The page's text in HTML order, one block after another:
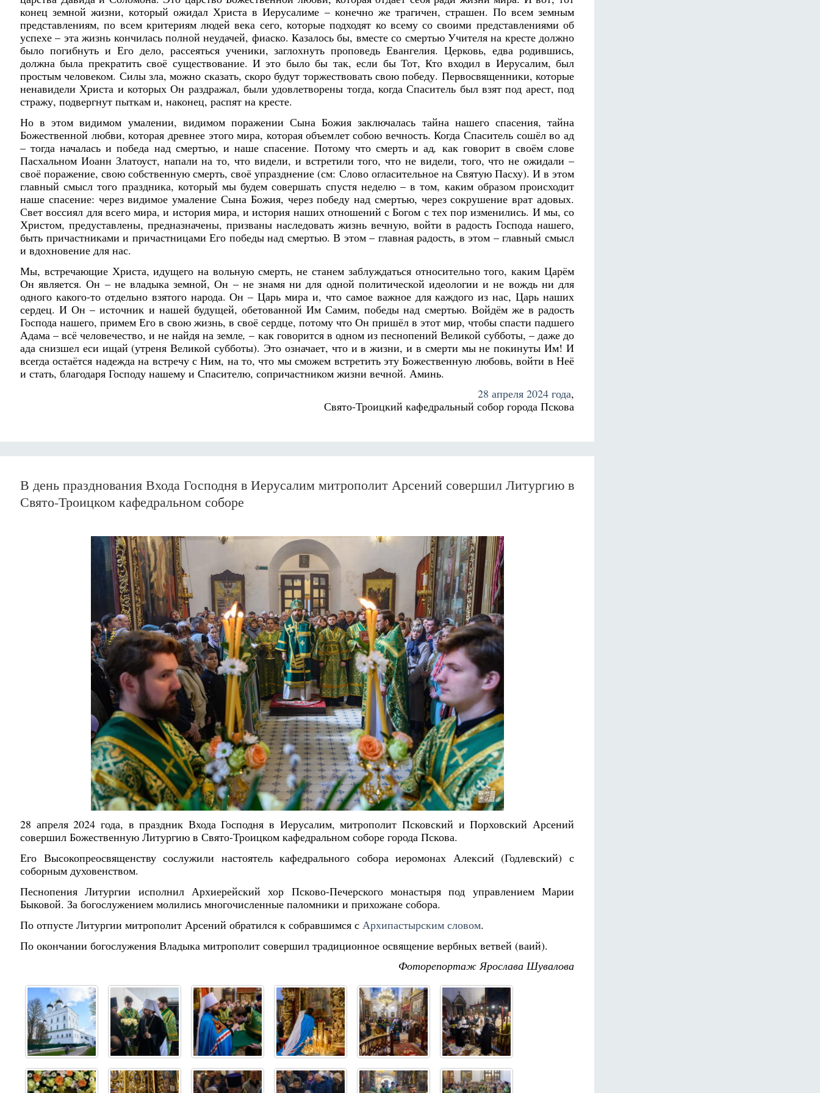
конец земной жизни, который ожидал Христа в Иерусалиме – конечно же трагичен, страшен. По всем земным
представлениям, по всем критериям людей века сего, которые подходят ко всему со своими представлениями об
успехе – эта жизнь кончилась полной неудачей, фиаско. Казалось бы, вместе со смертью Учителя на кресте должно
было погибнуть и Его дело, рассеяться ученики, заглохнуть проповедь Евангелия. Церковь, едва родившись,
должна была прекратить своё существование. И это было бы так, если бы Тот, Кто входил в Иерусалим, был
простым человеком. Силы зла, можно сказать, скоро будут торжествовать свою победу. Первосвященники, которые
ненавидели Христа и которых Он раздражал, были удовлетворены тогда, когда Спаситель был взят под арест, под
стражу, подвергнут пыткам и, наконец, распят на кресте.
Но в этом видимом умалении, видимом поражении Сына Божия заключалась тайна нашего спасения, тайна
Божественной любви, которая древнее этого мира, которая объемлет собою вечность. Когда Спаситель сошёл во ад
– тогда началась и победа над смертью, и наше спасение. Потому что смерть и ад, как говорит в своём слове
Пасхальном Иоанн Златоуст, напали на то, что видели, и встретили того, что не видели, того, что не ожидали –
своё поражение, свою собственную смерть, своё упразднение (см: Слово огласительное на Святую Пасху). И в этом
главный смысл того праздника, который мы будем совершать спустя неделю – в том, каким образом происходит
наше спасение: через видимое умаление Сына Божия, через победу над смертью, через сокрушение врат адовых.
Свет воссиял для всего мира, и история мира, и история наших отношений с Богом с тех пор изменились. И мы, со
Христом, предуставлены, предназначены, призваны наследовать жизнь вечную, войти в радость Господа нашего,
быть причастниками и причастницами Его победы над смертью. В этом – главная радость, в этом – главный смысл
и вдохновение для нас.
Мы, встречающие Христа, идущего на вольную смерть, не станем заблуждаться относительно того, каким Царём
Он является. Он – не владыка земной, Он – не знамя ни для одной политической идеологии и не вождь ни для
одного какого-то отдельно взятого народа. Он – Царь мира и, что самое важное для каждого из нас, Царь наших
сердец. И Он – источник и нашей будущей, обетованной Им Самим, победы над смертью. Войдём же в радость
Господа нашего, примем Его в свою жизнь, в своё сердце, потому что Он пришёл в этот мир, чтобы спасти падшего
Адама – всё человечество, и не найдя на земле, – как говорится в одном из песнопений Великой субботы, – даже до
ада снизшел еси ищай (утреня Великой субботы). Это означает, что и в жизни, и в смерти мы не покинуты Им! И
всегда остаётся надежда на встречу с Ним, на то, что мы сможем встретить эту Божественную любовь, войти в Неё
и стать, благодаря Господу нашему и Спасителю, сопричастником жизни вечной. Аминь.
28 апреля 2024 года,
Свято-Троицкий кафедральный собор города Пскова
В день празднования Входа Господня в Иерусалим митрополит Арсений совершил Литургию в
Свято-Троицком кафедральном соборе
28 апреля 2024 года, в праздник Входа Господня в Иерусалим, митрополит Псковский и Порховский Арсений
совершил Божественную Литургию в Свято-Троицком кафедральном соборе города Пскова.
Его Высокопреосвященству сослужили настоятель кафедрального собора иеромонах Алексий (Годлевский) с
соборным духовенством.
Песнопения Литургии исполнил Архиерейский хор Псково-Печерского монастыря под управлением Марии
Быковой. За богослужением молились многочисленные паломники и прихожане собора.
По отпусте Литургии митрополит Арсений обратился к собравшимся с Архипастырским словом.
По окончании богослужения Владыка митрополит совершил традиционное освящение вербных ветвей (ваий).
Фоторепортаж Ярослава Шувалова